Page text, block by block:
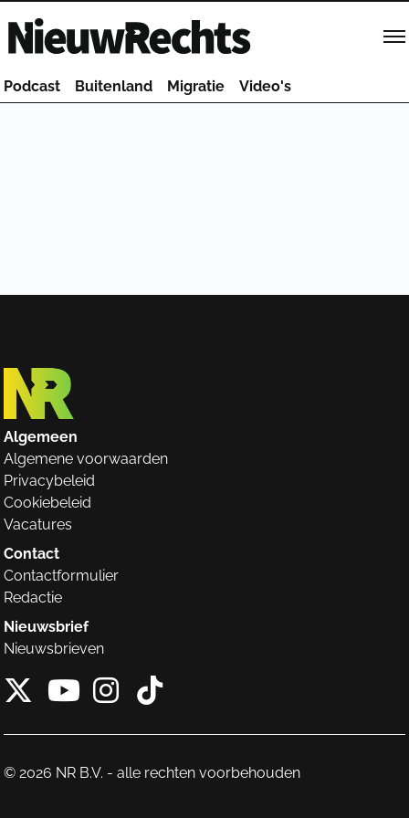
Homepage van NieuwRechts
Podcast Buitenland Migratie Video's
Algemeen
Algemene voorwaarden
Privacybeleid
Cookiebeleid
Vacatures
Contact
Contactformulier
Redactie
Nieuwsbrief
Nieuwsbrieven
X van NieuwRechts
Instagram van
Tiktok van
© 2026 NR B.V. - alle rechten voorbehouden